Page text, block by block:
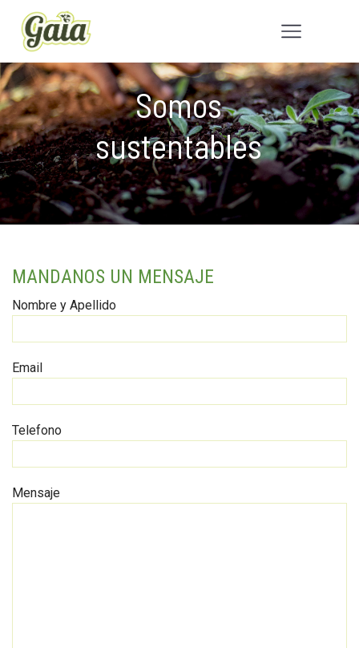
Somos
sustentables
MANDANOS UN MENSAJE
Nombre y Apellido
Email
Telefono
Mensaje